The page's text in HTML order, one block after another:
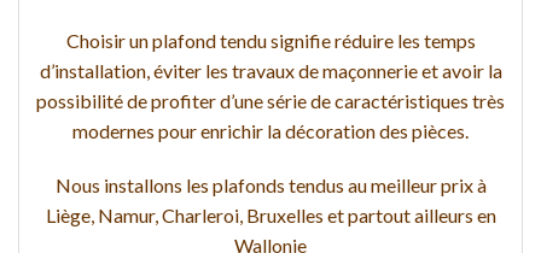
Choisir un plafond tendu signifie réduire les temps
d’installation, éviter les travaux de maçonnerie et avoir la
possibilité de profiter d’une série de caractéristiques très
modernes pour enrichir la décoration des pièces.
Nous installons les plafonds tendus au meilleur prix à
Liège, Namur, Charleroi, Bruxelles et partout ailleurs en
Wallonie